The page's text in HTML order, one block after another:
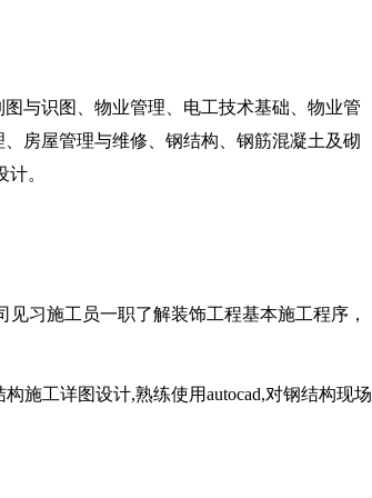
与识图、物业管理、电工技术基础、物业管
房屋管理与维修、钢结构、钢筋混凝土及砌
。
习施工员一职了解装饰工程基本施工程序，
施工详图设计,熟练使用autocad,对钢结构现场